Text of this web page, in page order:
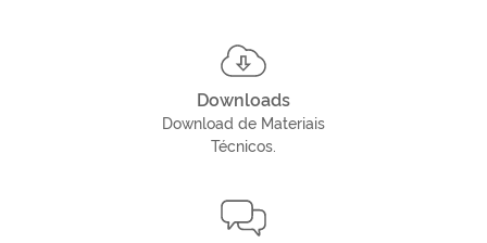
Downloads
Download de Materiais
Técnicos.